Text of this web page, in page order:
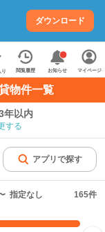
ダウンロード
り 閲覧履歴 お知らせ マイページ
物件一覧
年以内
する
アプリで探す
指定なし 165件